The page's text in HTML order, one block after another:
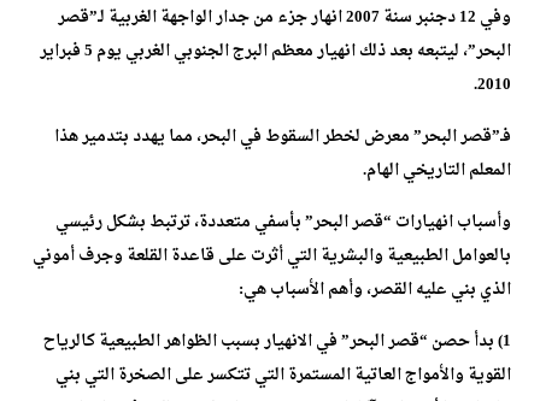
وفي 12 دجنبر سنة 2007 انهار جزء من جدار الواجهة الغربية لـ”قصر
البحر”، ليتبعه بعد ذلك انهيار معظم البرج الجنوبي الغربي يوم 5 فبراير
2010.
فـ”قصر البحر” معرض لخطر السقوط في البحر، مما يهدد بتدمير هذا
المعلم التاريخي الهام.
وأسباب انهيارات “قصر البحر” بأسفي متعددة، ترتبط بشكل رئيسي
بالعوامل الطبيعية والبشرية التي أثرت على قاعدة القلعة وجرف أموني
الذي بني عليه القصر، وأهم الأسباب هي:
1) بدأ حصن “قصر البحر” في الانهيار بسبب الظواهر الطبيعية كالرياح
القوية والأمواج العاتية المستمرة التي تتكسر على الصخرة التي بني